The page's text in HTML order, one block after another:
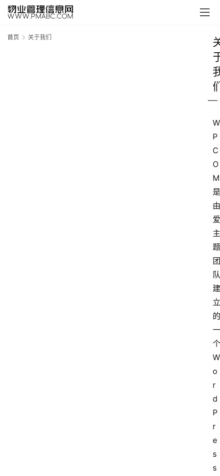
首页 关于我们
W
P
C
O
M
是
由
爱
主
题
团
队
建
立
的
一
个
W
o
r
d
P
r
e
s
s